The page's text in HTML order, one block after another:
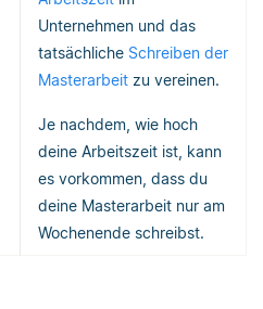
Unternehmen und das
tatsächliche Schreiben der
Masterarbeit zu vereinen.
Je nachdem, wie hoch
deine Arbeitszeit ist, kann
es vorkommen, dass du
deine Masterarbeit nur am
Wochenende schreibst.